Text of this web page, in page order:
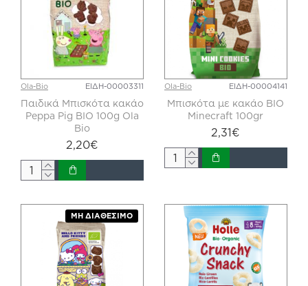
Ola-Bio ΕΙΔΗ-00003311
Παιδικά Μπισκότα κακάο
Peppa Pig BIO 100g Ola
Bio
2,20€
Ola-Bio ΕΙΔΗ-00004141
Μπισκότα με κακάο BIO
Minecraft 100gr
2,31€
ΜΗ ΔΙΑΘΈΣΙΜΟ